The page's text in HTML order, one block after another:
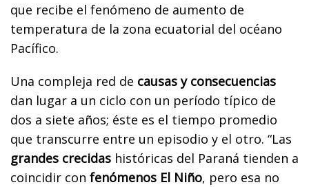
que recibe el fenómeno de aumento de
temperatura de la zona ecuatorial del océano
Pacífico.
Una compleja red de causas y consecuencias
dan lugar a un ciclo con un período típico de
dos a siete años; éste es el tiempo promedio
que transcurre entre un episodio y el otro. “Las
grandes crecidas históricas del Paraná tienden a
coincidir con fenómenos El Niño, pero esa no